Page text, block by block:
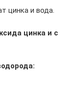
цинка и вода.
цинка и с